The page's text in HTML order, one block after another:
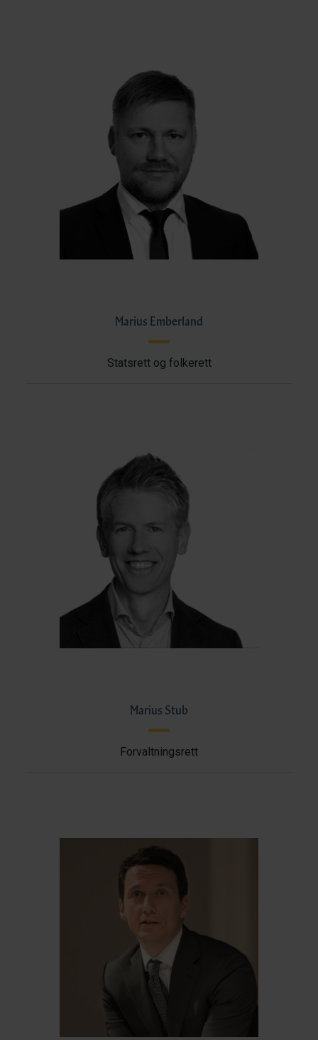
Marius Emberland
Statsrett og folkerett
Marius Stub
Forvaltningsrett